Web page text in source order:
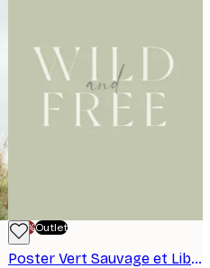
-70%Outlet
Poster Vert Sauvage et Libre